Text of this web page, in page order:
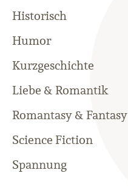
Historisch
Humor
Kurzgeschichte
Liebe & Romantik
Romantasy & Fantasy
Science Fiction
Spannung